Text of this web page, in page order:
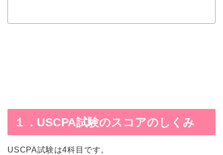
１．USCPA試験のスコアのしくみ
USCPA試験は4科目です。